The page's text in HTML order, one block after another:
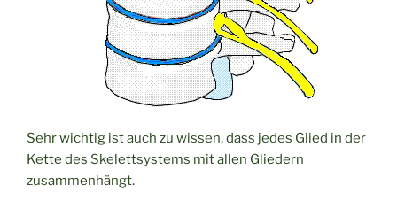
Sehr wichtig ist auch zu wissen, dass jedes Glied in der
Kette des Skelettsystems mit allen Gliedern
zusammenhängt.